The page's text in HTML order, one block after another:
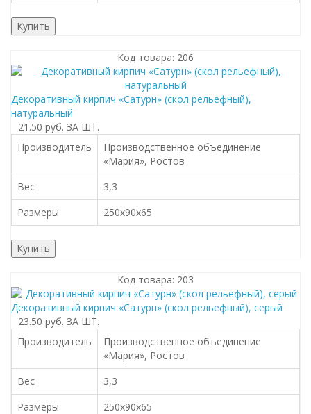
Купить
Код товара: 206
Декоративный кирпич «Сатурн» (скол рельефный),
натуральный
21.50 руб. ЗА ШТ.
Производитель
Производственное объединение
«Мария», Ростов
Вес
3,3
Размеры
250x90x65
Купить
Код товара: 203
Декоративный кирпич «Сатурн» (скол рельефный), серый
23.50 руб. ЗА ШТ.
Производитель
Производственное объединение
«Мария», Ростов
Вес
3,3
Размеры
250x90x65